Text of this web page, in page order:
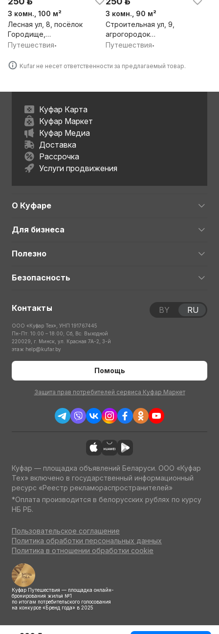
3 комн., 100 м²
Лесная ул, 8, посёлок
Городище,
Негорельский
Дзержинский район,
Путешествия•
3 комн., 90 м²
Строительная ул, 9,
агрогородок
Острошицы,
сельсовет, Логойский
Путешествия•
Kufar не несет ответственности за предлагаемый товар.
Куфар Карта
Куфар Маркет
Куфар Медиа
Доставка
Рассрочка
Услуги продвижения
О Куфаре
Для бизнеса
Полезно
Безопасность
Контакты
ООО «Куфар Тех», УНП 191767445
Пн-Пт: 10:00 – 18:00; Сб, Вс: Выходной
220029, г. Минск, ул. Красная 7А-2, 3-й
этаж help@kufar.by
Помощь
Защита прав потребителей сервиса Куфар Маркет
BY RU
Куфар — площадка объявлений Беларуси. ООО «Куфар
Тех» включено в государственный информационный
ресурс «Реестр рекламораспространителей»
*Оплата производится в белорусских рублях по курсу
НБ РБ.
Пользовательское соглашение
Политика обработки персональных данных
Политика в отношении обработки cookie
Куфар Путешествия — площадка онлайн-
бронирования жилья №1
по итогам потребительского голосования
на конкурсе «Бренд года» в 2025